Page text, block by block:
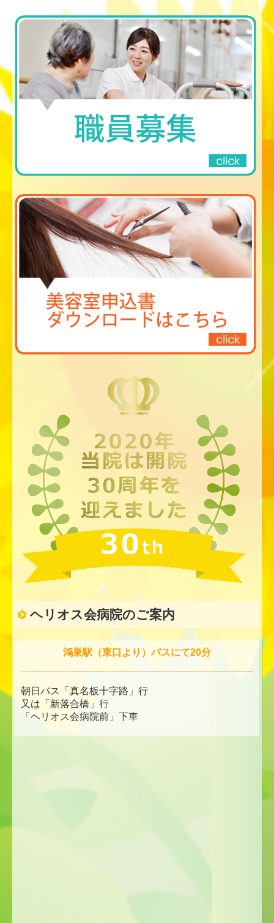
ヘリオス会病院のご案内
鴻巣駅（東口より）バスにて20分
朝日バス「真名板十字路」行
又は「新落合橋」行
「ヘリオス会病院前」下車